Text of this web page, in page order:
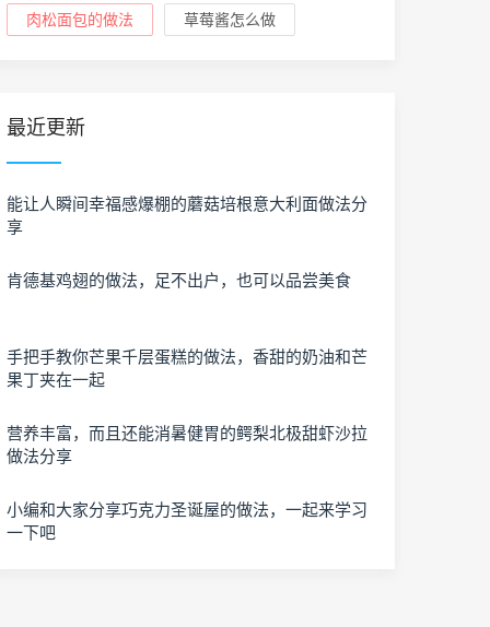
肉松面包的做法 草莓酱怎么做
最近更新
能让人瞬间幸福感爆棚的蘑菇培根意大利面做法分
享
肯德基鸡翅的做法，足不出户，也可以品尝美食
手把手教你芒果千层蛋糕的做法，香甜的奶油和芒
果丁夹在一起
营养丰富，而且还能消暑健胃的鳄梨北极甜虾沙拉
做法分享
小编和大家分享巧克力圣诞屋的做法，一起来学习
一下吧